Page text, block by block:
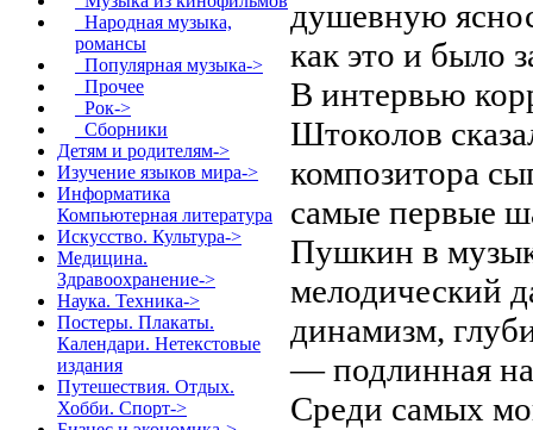
Народная музыка,
романсы
Популярная музыка->
Прочее
Рок->
Сборники
Детям и родителям->
Изучение языков мира->
Информатика
Компьютерная литература
Искусство. Культура->
Медицина.
Здравоохранение->
Наука. Техника->
Постеры. Плакаты.
Календари. Нетекстовые
издания
Путешествия. Отдых.
Хобби. Спорт->
душевную
как это и было
В интервью
Штоколов
композитора
самые первые
Пушкин в
мелодический
динамизм,
— подлинная
Среди самых